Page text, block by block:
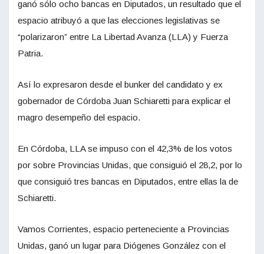
ganó sólo ocho bancas en Diputados, un resultado que el
espacio atribuyó a que las elecciones legislativas se
“polarizaron” entre La Libertad Avanza (LLA) y Fuerza
Patria.
Así lo expresaron desde el bunker del candidato y ex
gobernador de Córdoba Juan Schiaretti para explicar el
magro desempeño del espacio.
En Córdoba, LLA se impuso con el 42,3% de los votos
por sobre Provincias Unidas, que consiguió el 28,2, por lo
que consiguió tres bancas en Diputados, entre ellas la de
Schiaretti.
Vamos Corrientes, espacio perteneciente a Provincias
Unidas, ganó un lugar para Diógenes González con el